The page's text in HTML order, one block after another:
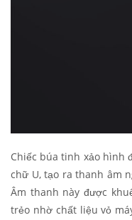
Chiếc búa tinh xảo hình
chữ U, tạo ra thanh âm
Âm thanh này được
trẻo nhờ chất liệu vỏ